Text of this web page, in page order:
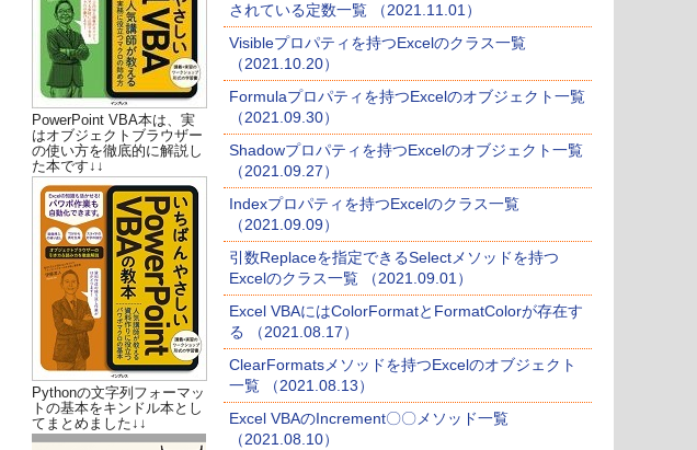
PowerPoint VBA本は、実
はオブジェクトブラウザー
の使い方を徹底的に解説し
た本です↓↓
Pythonの文字列フォーマッ
トの基本をキンドル本とし
てまとめました↓↓
されている定数一覧 （2021.11.01）
Visibleプロパティを持つExcelのクラス一覧
（2021.10.20）
Formulaプロパティを持つExcelのオブジェクト一覧
（2021.09.30）
Shadowプロパティを持つExcelのオブジェクト一覧
（2021.09.27）
Indexプロパティを持つExcelのクラス一覧
（2021.09.09）
引数Replaceを指定できるSelectメソッドを持つ
Excelのクラス一覧 （2021.09.01）
Excel VBAにはColorFormatとFormatColorが存在す
る （2021.08.17）
ClearFormatsメソッドを持つExcelのオブジェクト
一覧 （2021.08.13）
Excel VBAのIncrement〇〇メソッド一覧
（2021.08.10）